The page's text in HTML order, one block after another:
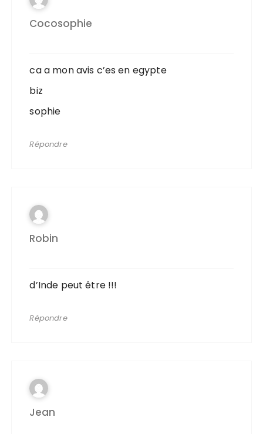
Cocosophie
ca a mon avis c’es en egypte
biz
sophie
Répondre
Robin
d’Inde peut être !!!
Répondre
Jean